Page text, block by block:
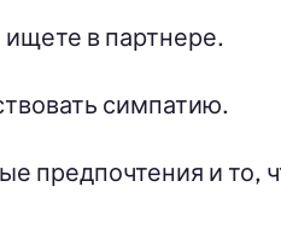
в партнере.
симпатию.
предпочтения и то,